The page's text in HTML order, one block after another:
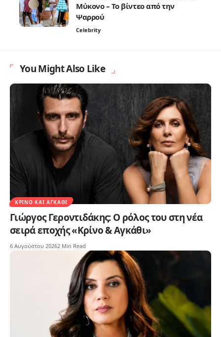
Μύκονο – Το βίντεο από την
Ψαρρού
Celebrity
You Might Also Like
ΚΡΊΝΟ ΚΑΙ ΑΓΚΆΘΙ
Γιώργος Γεροντιδάκης: Ο ρόλος του στη νέα
σειρά εποχής «Κρίνο & Αγκάθι»
6 Αυγούστου 20262 Min Read